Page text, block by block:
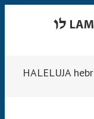
HALELUJA